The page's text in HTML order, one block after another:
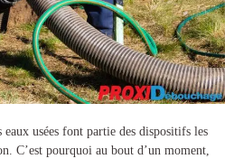
eaux usées font partie des dispositifs les
C’est pourquoi au bout d’un moment,